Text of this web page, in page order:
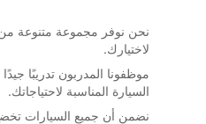
نحن نوفر مجموعة متنوعة من
لاختيارك.
موظفونا المدربون تدريبًا
السيارة المناسبة لاحتياجاتك.
نضمن أن جميع السيارات